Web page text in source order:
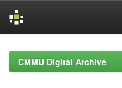
navigationCMMU Digital Archive